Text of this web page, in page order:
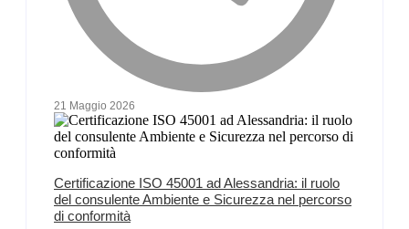
21 Maggio 2026
Certificazione ISO 45001 ad Alessandria: il ruolo
del consulente Ambiente e Sicurezza nel percorso
di conformità